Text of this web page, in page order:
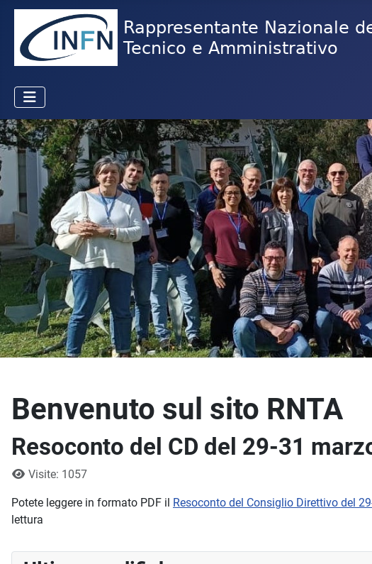
Benvenuto sul sito RNTA
Resoconto del CD del 29-31
Dettagli
Visite: 1057
Potete leggere in formato PDF il Resoconto del Consiglio Direttivo del
lettura